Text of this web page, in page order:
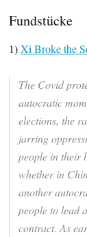
Fundstücke
1)Xi Broke the
The Covid
autocratic
elections, the
jarring
people in their
whether in
another
people to lead
contract. As